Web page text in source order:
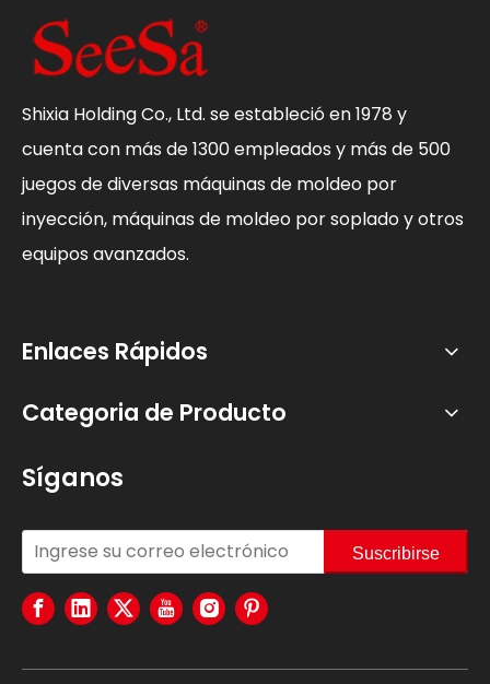
el hogar
Shixia Holding Co., Ltd. se estableció en 1978 y
cuenta con más de 1300 empleados y más de 500
juegos de diversas máquinas de moldeo por
inyección, máquinas de moldeo por soplado y otros
equipos avanzados.
Enlaces Rápidos
Categoria de Producto
Síganos
Suscribirse